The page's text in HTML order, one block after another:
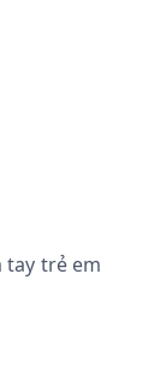
tay trẻ em